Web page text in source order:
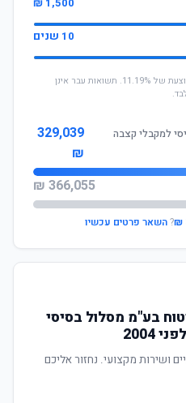
1,500 ₪
10 שנים
* החישוב מבוסס על תשואה שנתית ממוצעת של 11.19%. תשואות עבר אינן
למקבלי קצבה
329,039
₪
366,055 ₪
?השאר פרטים עכשיו
בע"מ מסלול בסיסי
ושירות מקצועי. נחזור אליכם